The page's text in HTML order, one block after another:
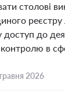
столові
реєстру
доступ до
в
2026